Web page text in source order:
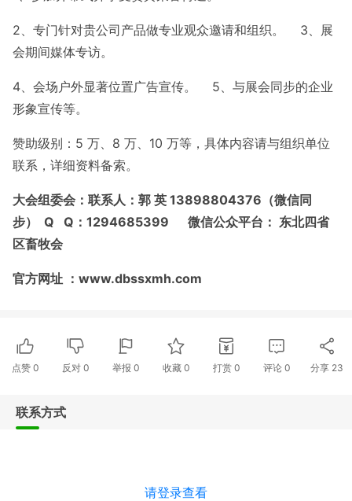
2、专门针对贵公司产品做专业观众邀请和组织。 3、展
会期间媒体专访。
4、会场户外显著位置广告宣传。 5、与展会同步的企业
形象宣传等。
赞助级别：5 万、8 万、10 万等，具体内容请与组织单位
联系，详细资料备索。
大会组委会：联系人：郭 英 13898804376（微信同
步） Q Q：1294685399 微信公众平台： 东北四省
区畜牧会
官方网址 ：www.dbssxmh.com
点赞 0 反对 0 举报 0 收藏 0 打赏 0 评论 0 分享 23
联系方式
请登录查看